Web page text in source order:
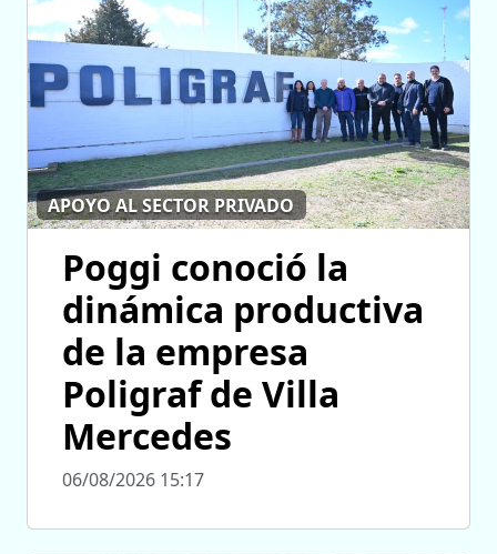
APOYO AL SECTOR PRIVADO
Poggi conoció la
dinámica productiva
de la empresa
Poligraf de Villa
Mercedes
06/08/2026 15:17